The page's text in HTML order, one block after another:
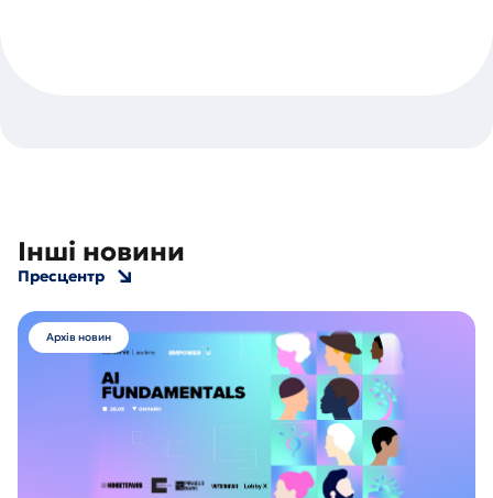
Інші новини
Пресцентр
Архів новин